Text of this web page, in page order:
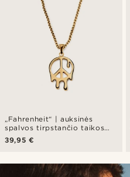
„Fahrenheit“ | auksinės
spalvos tirpstančio taikos
ženklo vėrinys
39,95 €